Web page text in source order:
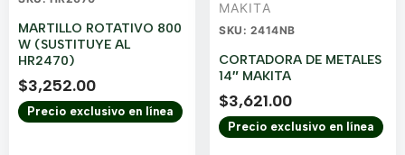
MARTILLO ROTATIVO 800
W (SUSTITUYE AL
HR2470)
$3,252.00
Precio exclusivo en línea
MAKITA
SKU: 2414NB
CORTADORA DE METALES
14″ MAKITA
$3,621.00
Precio exclusivo en línea